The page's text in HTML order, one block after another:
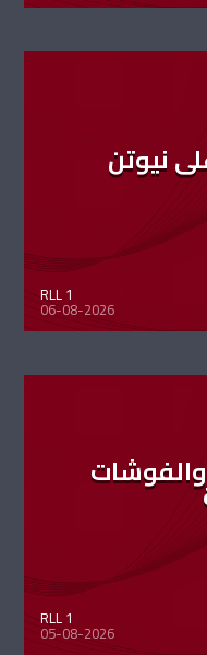
نيوتن
RLL 1
06-08-2026
RLL 1
05-08-2026